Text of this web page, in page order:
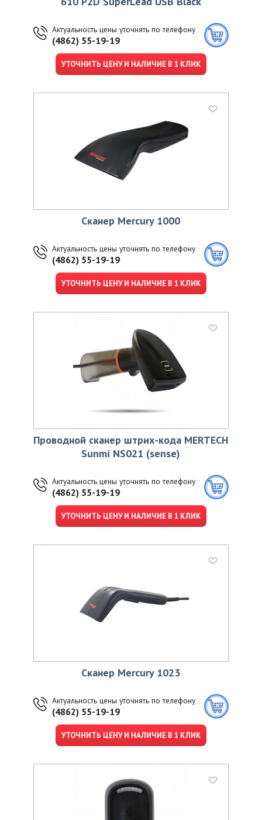
Актуальность цены уточнять по телефону
(4862) 55-19-19
УТОЧНИТЬ ЦЕНУ И НАЛИЧИЕ В 1 КЛИК
Сканер Mercury 1000
Актуальность цены уточнять по телефону
(4862) 55-19-19
УТОЧНИТЬ ЦЕНУ И НАЛИЧИЕ В 1 КЛИК
Проводной сканер штрих-кода MERTECH
Sunmi NS021 (sense)
Актуальность цены уточнять по телефону
(4862) 55-19-19
УТОЧНИТЬ ЦЕНУ И НАЛИЧИЕ В 1 КЛИК
Сканер Mercury 1023
Актуальность цены уточнять по телефону
(4862) 55-19-19
УТОЧНИТЬ ЦЕНУ И НАЛИЧИЕ В 1 КЛИК